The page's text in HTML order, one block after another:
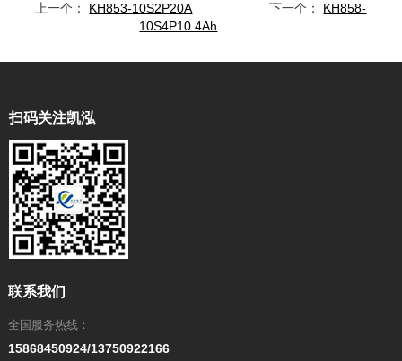
上一个： KH853-10S2P20A 下一个： KH858-
10S4P10.4Ah
扫码关注凯泓
联系我们
全国服务热线：
15868450924/13750922166